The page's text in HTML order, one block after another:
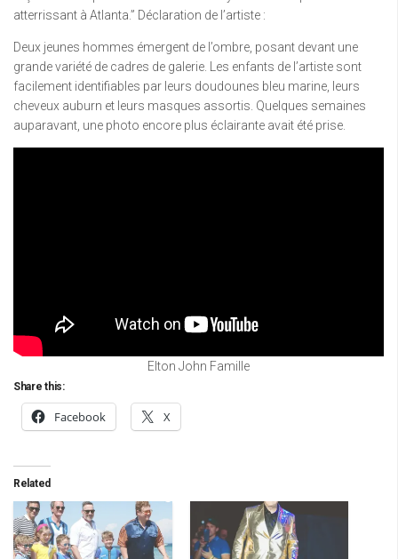
atterrissant à Atlanta.” Déclaration de l’artiste :
Deux jeunes hommes émergent de l’ombre, posant devant une
grande variété de cadres de galerie. Les enfants de l’artiste sont
facilement identifiables par leurs doudounes bleu marine, leurs
cheveux auburn et leurs masques assortis. Quelques semaines
auparavant, une photo encore plus éclairante avait été prise.
Elton John Famille
Share this:
Facebook X
Related